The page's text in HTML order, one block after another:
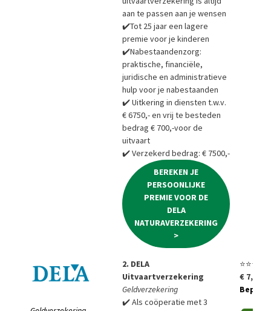
aan te passen aan je wensen
✔️Tot 25 jaar een lagere
premie voor je kinderen
✔️Nabestaandenzorg:
praktische, financiële,
juridische en administratieve
hulp voor je nabestaanden
✔️ Uitkering in diensten t.w.v.
€ 6750,- en vrij te besteden
bedrag € 700,-voor de
uitvaart
✔️ Verzekerd bedrag: € 7500,-
BEREKEN JE
PERSOONLIJKE
PREMIE VOOR DE
DELA
NATURAVERZEKERING
>
2. DELA
Uitvaartverzekering
Geldverzekering
✔️ Als coöperatie met 3
⭐⭐⭐⭐⭐
€ 7,85
Bepaal